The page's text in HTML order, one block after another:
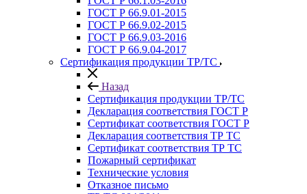
ГОСТ Р 66.9.01-2015
ГОСТ Р 66.9.02-2015
ГОСТ Р 66.9.03-2016
ГОСТ Р 66.9.04-2017
Сертификация продукции ТР/ТС
Назад
Сертификация продукции ТР/ТС
Декларация соответствия ГОСТ Р
Сертификат соответствия ГОСТ Р
Декларация соответствия ТР ТС
Сертификат соответствия ТР ТС
Пожарный сертификат
Технические условия
Отказное письмо